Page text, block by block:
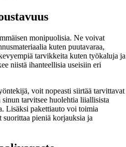
monipuolisia. Ne voivat
kuten puutavaraa,
tarvikkeita kuten työkaluja ja
niistä ihanteellisia useisiin eri
voit nopeasti siirtää tarvittavat
tarvitsee huolehtia liiallisista
Lisäksi pakettiauto voi toimia
pieniä korjauksia ja